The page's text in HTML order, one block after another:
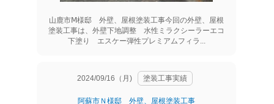
山鹿市Ⅿ様邸 外壁、屋根塗装工事今回の外壁、屋根
塗装工事は、外壁下地調整 水性ミラクシーラーエコ
下塗り エスケー弾性プレミアムフィラ...
2024/09/16（月) 塗装工事実績
阿蘇市Ｎ様邸 外壁、屋根塗装工事